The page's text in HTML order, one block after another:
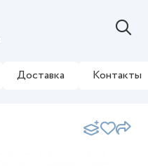
Доставка Контакты